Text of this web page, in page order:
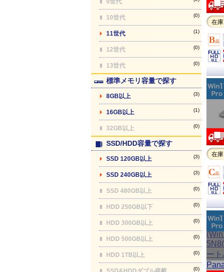
10世代 (0)
11世代 (1)
12世代 (0)
13世代 (0)
標準メモリ容量で探す
8GB以上 (3)
16GB以上 (1)
32GB以上 (0)
SSD/HDD容量で探す
SSD 120GB以上 (3)
SSD 240GB以上 (3)
SSD 480GB以上 (0)
HDD 250GB以下 (0)
HDD 300GB以上 (0)
HDD 500GB以上 (0)
HDD 1TB以上 (0)
(0)
在庫
在庫